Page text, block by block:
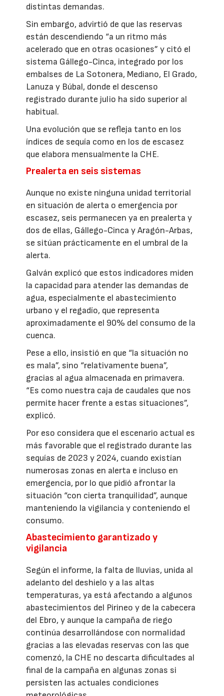
distintas demandas.
Sin embargo, advirtió de que las reservas
están descendiendo “a un ritmo más
acelerado que en otras ocasiones” y citó el
sistema Gállego-Cinca, integrado por los
embalses de La Sotonera, Mediano, El Grado,
Lanuza y Búbal, donde el descenso
registrado durante julio ha sido superior al
habitual.
Una evolución que se refleja tanto en los
índices de sequía como en los de escasez
que elabora mensualmente la CHE.
Prealerta en seis sistemas
Aunque no existe ninguna unidad territorial
en situación de alerta o emergencia por
escasez, seis permanecen ya en prealerta y
dos de ellas, Gállego-Cinca y Aragón-Arbas,
se sitúan prácticamente en el umbral de la
alerta.
Galván explicó que estos indicadores miden
la capacidad para atender las demandas de
agua, especialmente el abastecimiento
urbano y el regadío, que representa
aproximadamente el 90% del consumo de la
cuenca.
Pese a ello, insistió en que “la situación no
es mala”, sino “relativamente buena”,
gracias al agua almacenada en primavera.
“Es como nuestra caja de caudales que nos
permite hacer frente a estas situaciones”,
explicó.
Por eso considera que el escenario actual es
más favorable que el registrado durante las
sequías de 2023 y 2024, cuando existían
numerosas zonas en alerta e incluso en
emergencia, por lo que pidió afrontar la
situación “con cierta tranquilidad”, aunque
manteniendo la vigilancia y conteniendo el
consumo.
Abastecimiento garantizado y
vigilancia
Según el informe, la falta de lluvias, unida al
adelanto del deshielo y a las altas
temperaturas, ya está afectando a algunos
abastecimientos del Pirineo y de la cabecera
del Ebro, y aunque la campaña de riego
continúa desarrollándose con normalidad
gracias a las elevadas reservas con las que
comenzó, la CHE no descarta dificultades al
final de la campaña en algunas zonas si
persisten las actuales condiciones